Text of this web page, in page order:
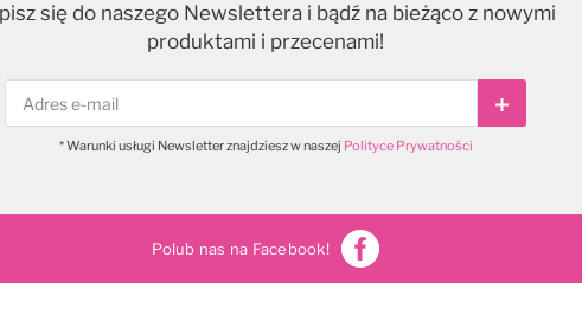
się do naszego Newslettera i bądź na bieżąco z nowymi
produktami i przecenami!
Subskrybuj
* Warunki usługi Newsletter znajdziesz w naszej Polityce Prywatności
Polub nas na Facebook!